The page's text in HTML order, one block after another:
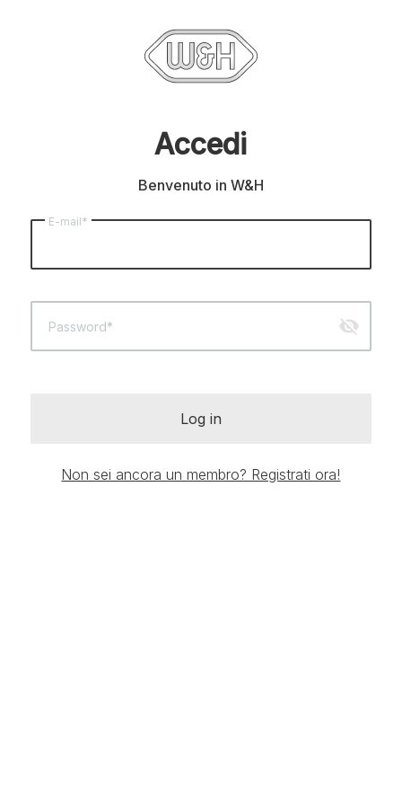
Accedi
Benvenuto in W&H
E-mail*
Password* visibility_off
Log in
Non sei ancora un membro? Registrati ora!